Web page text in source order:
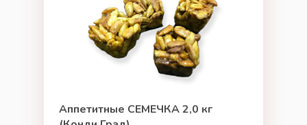
Аппетитные СЕМЕЧКА 2,0 кг